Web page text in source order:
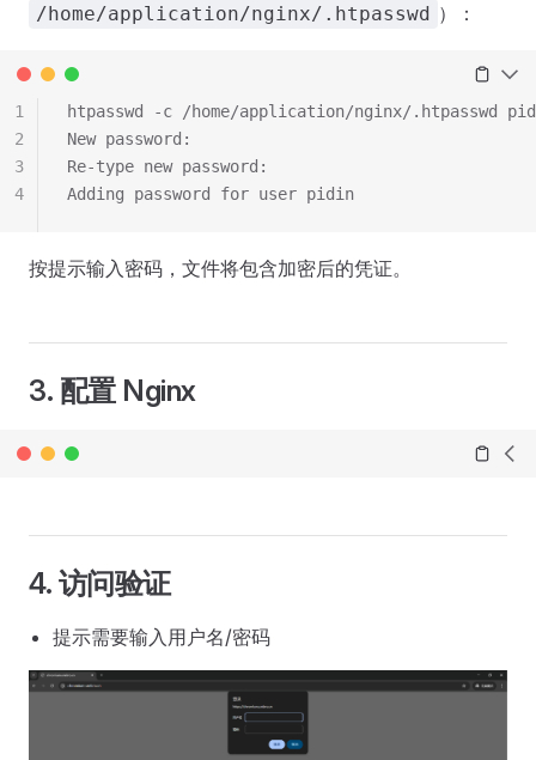
/home/application/nginx/.htpasswd ）：
htpasswd -c /home/application/nginx/.htpasswd
New password:
Re-type new password:
Adding password for user pidin
1
2
3
4
按提示输入密码，文件将包含加密后的凭证。
3. 配置 Nginx
4. 访问验证
提示需要输入用户名/密码